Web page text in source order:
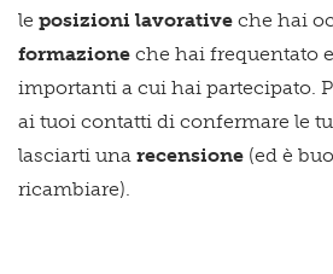
le posizioni lavorative che hai
formazione che hai frequentato
importanti a cui hai partecipato.
ai tuoi contatti di confermare le
lasciarti una recensione (ed è
ricambiare).